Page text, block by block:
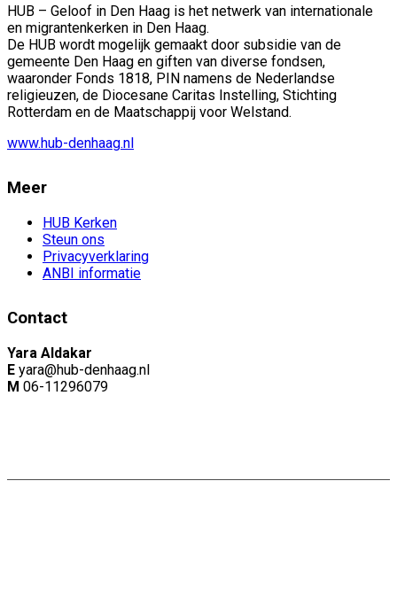
HUB – Geloof in Den Haag is het netwerk van internationale
en migrantenkerken in Den Haag.
De HUB wordt mogelijk gemaakt door subsidie van de
gemeente Den Haag en giften van diverse fondsen,
waaronder Fonds 1818, PIN namens de Nederlandse
religieuzen, de Diocesane Caritas Instelling, Stichting
Rotterdam en de Maatschappij voor Welstand.
www.hub-denhaag.nl
Meer
HUB Kerken
Steun ons
Privacyverklaring
ANBI informatie
Contact
Yara Aldakar
E yara@hub-denhaag.nl
M 06-11296079